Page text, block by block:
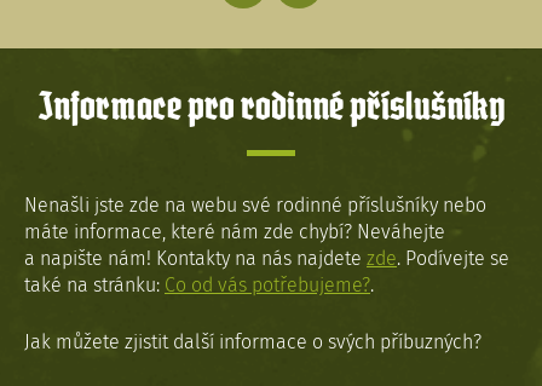
Informace pro rodinné příslušníky
Nenašli jste zde na webu své rodinné příslušníky nebo
máte informace, které nám zde chybí? Neváhejte
a napište nám! Kontakty na nás najdete zde. Podívejte se
také na stránku: Co od vás potřebujeme?.
Jak můžete zjistit další informace o svých příbuzných?